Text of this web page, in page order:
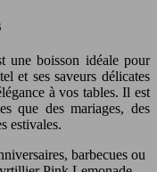
une boisson idéale pour
et ses saveurs délicates
à vos tables. Il est
que des mariages, des
estivales.
barbecues ou